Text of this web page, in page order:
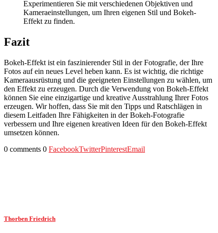
Experimentieren Sie mit verschiedenen Objektiven und
Kameraeinstellungen, um Ihren eigenen Stil und Bokeh-
Effekt zu finden.
Fazit
Bokeh-Effekt ist ein faszinierender Stil in der Fotografie, der Ihre
Fotos auf ein neues Level heben kann. Es ist wichtig, die richtige
Kameraausrüstung und die geeigneten Einstellungen zu wählen, um
den Effekt zu erzeugen. Durch die Verwendung von Bokeh-Effekt
können Sie eine einzigartige und kreative Ausstrahlung Ihrer Fotos
erzeugen. Wir hoffen, dass Sie mit den Tipps und Ratschlägen in
diesem Leitfaden Ihre Fähigkeiten in der Bokeh-Fotografie
verbessern und Ihre eigenen kreativen Ideen für den Bokeh-Effekt
umsetzen können.
0 comments 0 FacebookTwitterPinterestEmail
Thorben Friedrich